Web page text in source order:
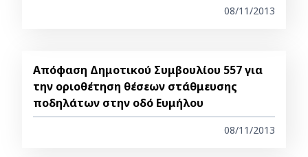
08/11/2013
Απόφαση Δημοτικού Συμβουλίου 557 για
την οριοθέτηση θέσεων στάθμευσης
ποδηλάτων στην οδό Ευμήλου
08/11/2013